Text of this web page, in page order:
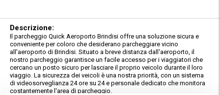
Descrizione:
Il parcheggio Quick Aeroporto Brindisi offre una soluzione sicura e
conveniente per coloro che desiderano parcheggiare vicino
all'aeroporto di Brindisi. Situato a breve distanza dall'aeroporto, il
nostro parcheggio garantisce un facile accesso per i viaggiatori che
cercano un posto sicuro per lasciare il proprio veicolo durante il loro
viaggio. La sicurezza dei veicoli è una nostra priorità, con un sistema
di videosorveglianza 24 ore su 24 e personale dedicato che monitora
costantemente l'area di parcheggio.